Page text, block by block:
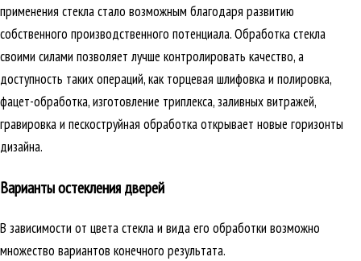
применения стекла стало возможным благодаря развитию
собственного производственного потенциала. Обработка стекла
своими силами позволяет лучше контролировать качество, а
доступность таких операций, как торцевая шлифовка и полировка,
фацет-обработка, изготовление триплекса, заливных витражей,
гравировка и пескоструйная обработка открывает новые горизонты
дизайна.
Варианты остекления дверей
В зависимости от цвета стекла и вида его обработки возможно
множество вариантов конечного результата.